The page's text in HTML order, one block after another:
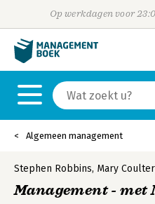
Op werkdagen voor
Algemeen management
Stephen Robbins, Mary Coulter
Management - met